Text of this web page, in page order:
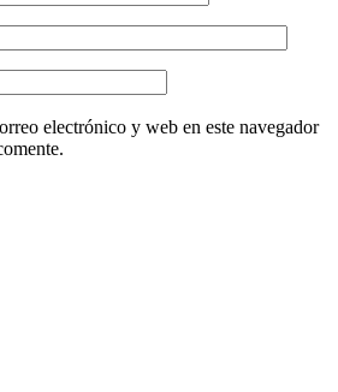
electrónico y web en este navegador